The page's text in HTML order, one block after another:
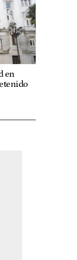
en